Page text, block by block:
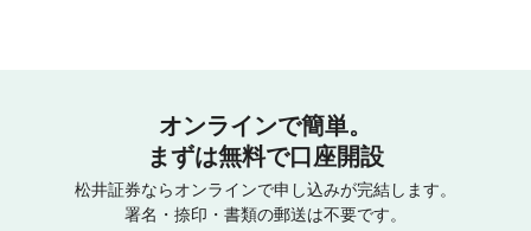
オンラインで簡単。
まずは無料で口座開設
松井証券ならオンラインで申し込みが完結します。
署名・捺印・書類の郵送は不要です。